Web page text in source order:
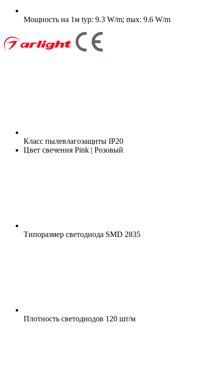
Мощность на 1м typ: 9.3 W/m; max: 9.6 W/m
Класс пылевлагозащиты IP20
Цвет свечения Pink | Розовый
Типоразмер светодиода SMD 2835
Плотность светодиодов 120 шт/м